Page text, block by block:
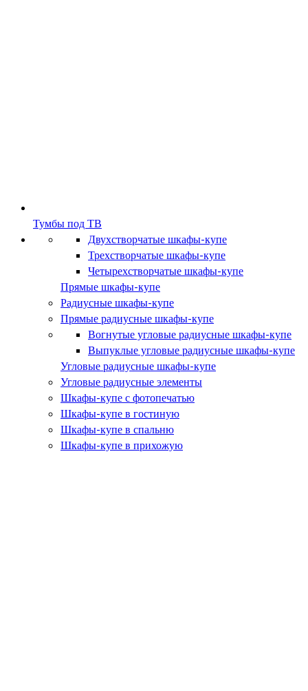
Тумбы под ТВ
Двухстворчатые шкафы-купе
Трехстворчатые шкафы-купе
Четырехстворчатые шкафы-купе
Прямые шкафы-купе
Радиусные шкафы-купе
Прямые радиусные шкафы-купе
Вогнутые угловые радиусные шкафы-купе
Выпуклые угловые радиусные шкафы-купе
Угловые радиусные шкафы-купе
Угловые радиусные элементы
Шкафы-купе с фотопечатью
Шкафы-купе в гостиную
Шкафы-купе в спальню
Шкафы-купе в прихожую